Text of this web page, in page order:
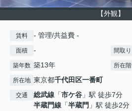
【外観】
賃料 - 管理/共益費 -
面積 - 間取り
築年数 築13年 所在階
所在地 東京都千代田区一番町
交通 総武線 「市ケ谷 」駅 徒歩7分
半蔵門線 「半蔵門 」駅 徒歩2分